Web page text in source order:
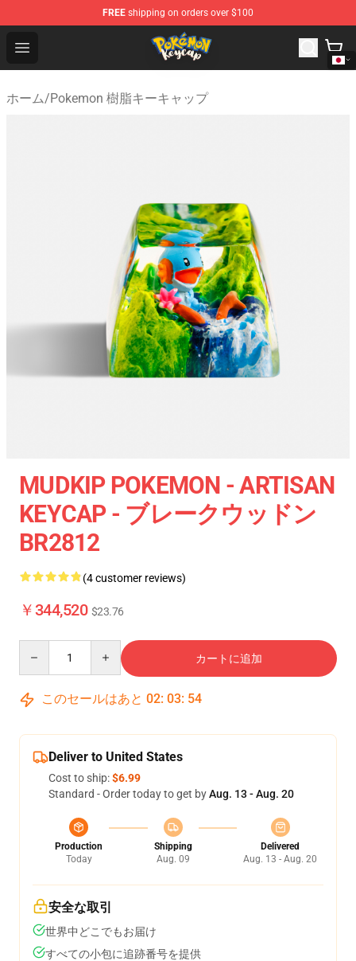
FREE shipping on orders over $100
Open menu
Pokemon Keycap Shop - The Best Store of Pokemon
ホーム/Pokemon 樹脂キーキャップ
MUDKIP POKEMON - ARTISAN
KEYCAP - ブレークウッドン
BR2812
(4 customer reviews)
￥344,520 $23.76
カートに追加
このセールはあと 02: 03: 54
Deliver to United States
Cost to ship:$6.99
Standard - Order today to get byAug. 13 - Aug. 20
Production
Today
Shipping
Aug. 09
Delivered
Aug. 13 - Aug. 20
安全な取引
世界中どこでもお届け
すべての小包に追跡番号を提供